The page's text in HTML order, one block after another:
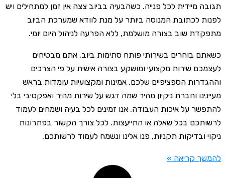
תגובה מיידית לכל פנייה. כשהבעיה בביוב צצה אין זמן למתחילים ויש
לפנות לכתובת המנוסה ביותר על מנת לוודא שמערכת הביוב
מתפקדת שוב בצורה מושלמת, ללא הפרעה לניהול היום יומי.
כשאתם בוחרים בשירותי פותח סתימות ביוב, אתם מבטיחים
לעצמכם שירות מקצועי ומושקע בצורה אישית על פי הצרכים
וההגדרות הספציפיים שלכם. אמינות ומקצועיות עומדות בראש
מעיינינו וחברת ניקיון מהיר שמה דגש על שירות מהיר ואפקטיבי בלי
להתפשר על איכות העבודה. אנו זמינים לכל בעיה ושמחים לעמוד
לרשותכם בכל שאלה או התייעצות. לכל צורך הקשור בפתרונות
ניקוי ובדיקות תקניות, פנו אלינו ונשמח לעמוד לרשותכם.
להמשך קריאה »